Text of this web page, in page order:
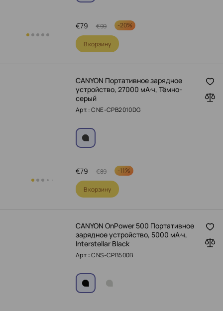
79
€ 99
€ -20%
В корзину
CANYON Портативное зарядное
устройство, 27000 мА·ч, Тёмно-
серый
Арт.: CNE-CPB2010DG
79
€ 89
€ -11%
В корзину
CANYON OnPower 500 Портативное
зарядное устройство, 5000 мА·ч,
Interstellar Black
Арт.: CNS-CPB500B